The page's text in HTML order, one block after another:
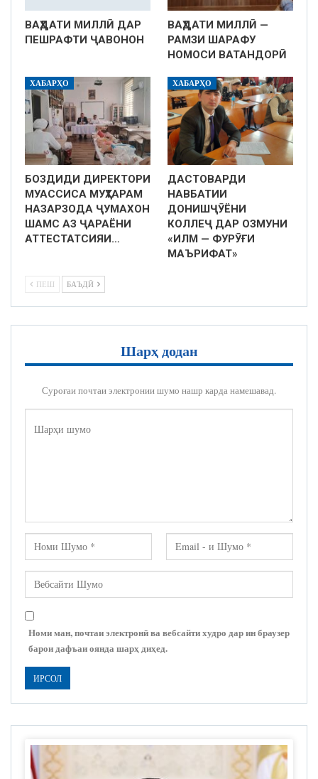
ВАҲДАТИ МИЛЛӢ ДАР
ПЕШРАФТИ ҶАВОНОН
ВАҲДАТИ МИЛЛӢ —
РАМЗИ ШАРАФУ
НОМОСИ ВАТАНДОРӢ
ХАБАРҲО
БОЗДИДИ ДИРЕКТОРИ
МУАССИСА МУҲТАРАМ
НАЗАРЗОДА ҶУМАХОН
ШАМС АЗ ҶАРАЁНИ
АТТЕСТАТСИЯИ…
ХАБАРҲО
ДАСТОВАРДИ
НАВБАТИИ
ДОНИШҶӮЁНИ
КОЛЛЕҶ ДАР ОЗМУНИ
«ИЛМ — ФУРӮҒИ
МАЪРИФАТ»
ПЕШ БАЪДӢ
Шарҳ додан
Суроғаи почтаи электронии шумо нашр карда намешавад.
Номи ман, почтаи электронӣ ва вебсайти худро дар ин браузер
барои дафъаи оянда шарҳ диҳед.